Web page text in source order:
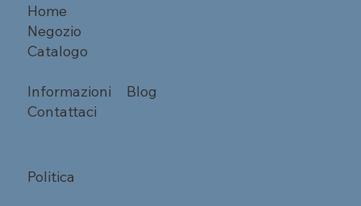
Home
Negozio
Catalogo
Informazioni
Blog
Contattaci
Politica